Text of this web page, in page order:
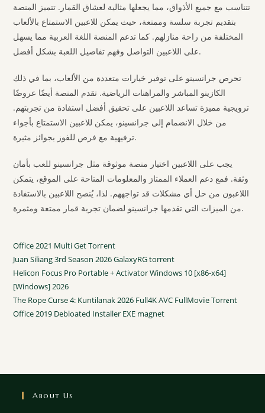
تتناسب مع جميع الأذواق، مما يجعلها مثالية لعشاق القمار. تتميز المنصة
بتقديم تجربة سلسة وممتعة، حيث يمكن للاعبين الاستمتاع بالألعاب
المختلفة من راحة منازلهم. كما تدعم المنصة اللغة العربية مما يسهل
على اللاعبين التواصل وفهم تفاصيل اللعبة بشكل أفضل.
تحرص جرانسينو على توفير خيارات متعددة من الألعاب، بما في ذلك
الكازينو المباشر والمراهنات الرياضية. تقدم المنصة أيضًا عروضًا
ترويجية مميزة تساعد اللاعبين على تحقيق أفضل استفادة من تجربتهم.
من خلال الانضمام إلى جرانسينو، يمكن للاعبين الاستمتاع بأجواء
ترفيهية مع فرص للفوز بجوائز مثيرة.
يجب على اللاعبين اختيار منصة موثوقة مثل جرانسينو للعب بأمان
وثقة. فمع دعم العملاء الممتاز والمعلومات المتاحة على الموقع، يتمكن
اللاعبون من حل أي مشكلات قد تواجههم. لذا، يُنصح اللاعبين بالاستفادة
من الميزات التي تقدمها جرانسينو لضمان تجربة قمار ممتعة ومثمرة.
Office 2021 Multi Gеt Torгеnt
Juan Siliang 3rd Season 2026 GalaxyRG torrent
Helicon Focus Pro Portable + Activator Windows 10 [x86-x64]
[Windows] 2026
The Rope Curse 4: Kuntilanak 2026 Full4K AVC FullMov𝗂e Torr𝐞nt
Office 2019 Debloated Installer EXE magnet
About Us